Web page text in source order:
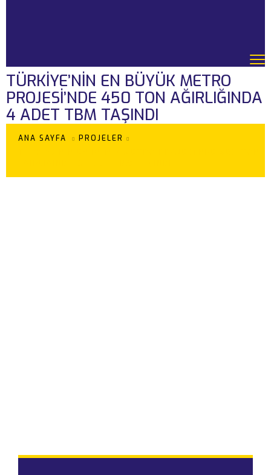
TÜRKIYE’NIN EN BÜYÜK METRO
PROJESI’NDE 450 TON AĞIRLIĞINDA
4 ADET TBM TAŞINDI
ANA SAYFA
PROJELER